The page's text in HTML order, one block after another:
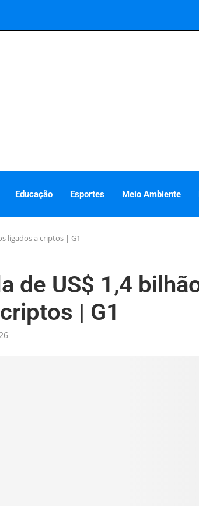
Educação Esportes Meio Ambiente
ligados a criptos | G1
de US$ 1,4
| G1